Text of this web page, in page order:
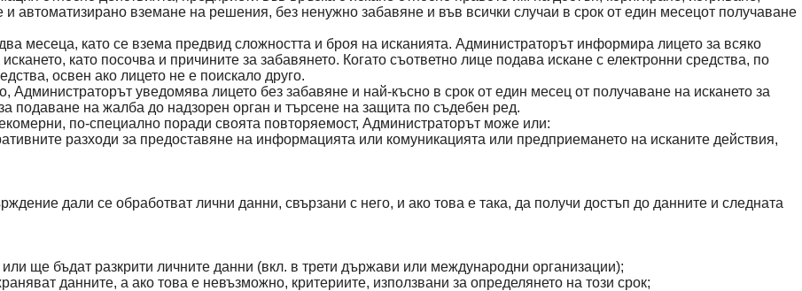
автоматизирано вземане на решения, без ненужно забавяне и във всички случаи в срок от един месецот получаване
месеца, като се взема предвид сложността и броя на исканията. Администраторът информира лицето за всяко
като посочва и причините за забавянето. Когато съответно лице подава искане с електронни средства, по
освен ако лицето не е поискало друго.
уведомява лицето без забавяне и най-късно в срок от един месец от получаване на искането за
подаване на жалба до надзорен орган и търсене на защита по съдебен ред.
по-специално поради своята повторяемост, Администраторът може или:
разходи за предоставяне на информацията или комуникацията или предприемането на исканите действия,
дали се обработват лични данни, свързани с него, и ако това е така, да получи достъп до данните и следната
ще бъдат разкрити личните данни (вкл. в трети държави или международни организации);
данните, а ако това е невъзможно, критериите, използвани за определянето на този срок;